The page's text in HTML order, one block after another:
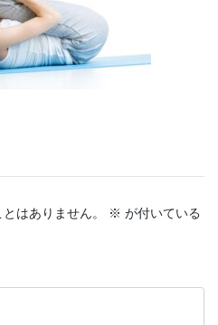
はありません。 ※ が付いている